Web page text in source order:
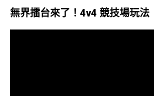
無界擂台來了！4v4 競技場玩法